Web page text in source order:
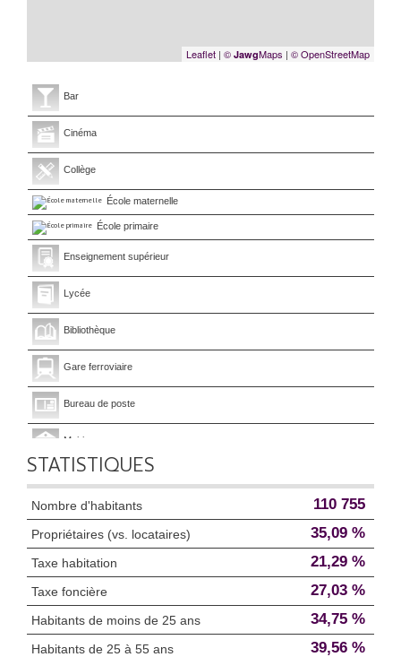
Leaflet | © JawgMaps | © OpenStreetMap
Bar
Cinéma
Collège
École maternelle
École primaire
Enseignement supérieur
Lycée
Bibliothèque
Gare ferroviaire
Bureau de poste
Mairie
STATISTIQUES
Nombre d'habitants 110 755
Propriétaires (vs. locataires) 35,09 %
Taxe habitation 21,29 %
Taxe foncière 27,03 %
Habitants de moins de 25 ans 34,75 %
Habitants de 25 à 55 ans 39,56 %